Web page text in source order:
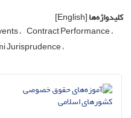
کلیدواژه‌ها[English]
Contract Performance
Jurisprudence